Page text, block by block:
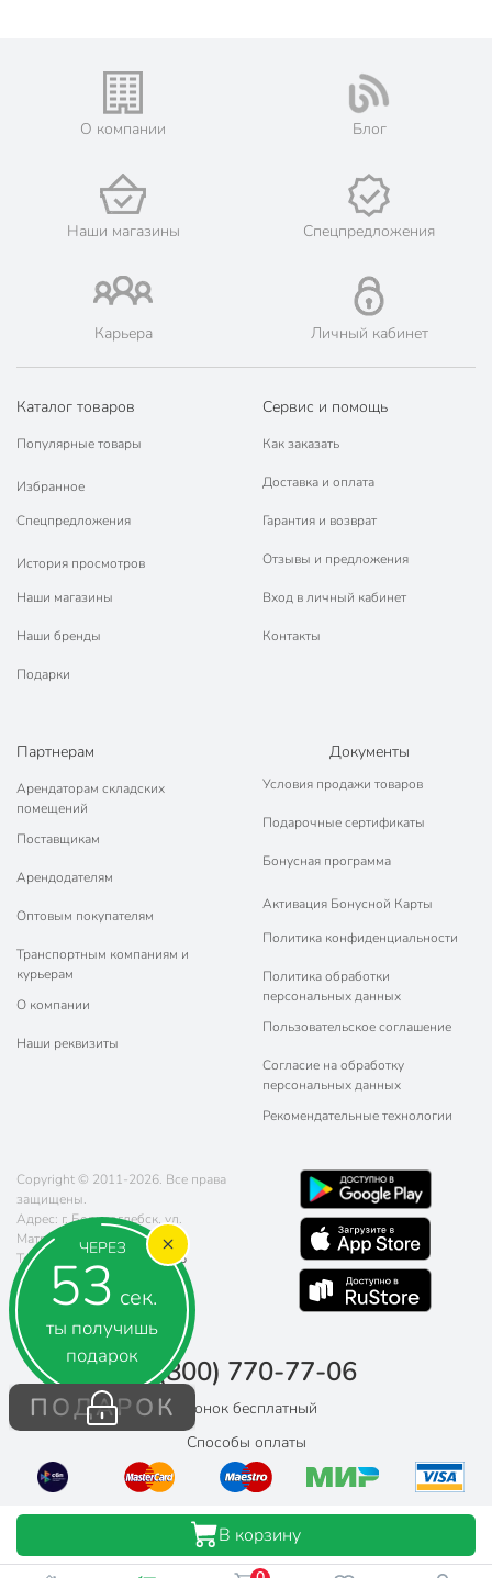
ЧЕРЕЗ
52 сек.
ты получишь
подарок
ПОДАРОК
О компании Блог
Наши магазины Спецпредложения
Карьера Личный кабинет
Каталог товаров
Популярные товары
Избранное
Спецпредложения
История просмотров
Наши магазины
Наши бренды
Подарки
Сервис и помощь
Как заказать
Доставка и оплата
Гарантия и возврат
Отзывы и предложения
Вход в личный кабинет
Контакты
Партнерам
Арендаторам складских
помещений
Поставщикам
Арендодателям
Оптовым покупателям
Транспортным компаниям и
курьерам
О компании
Наши реквизиты
Документы
Условия продажи товаров
Подарочные сертификаты
Бонусная программа
Активация Бонусной Карты
Политика конфиденциальности
Политика обработки
персональных данных
Пользовательское соглашение
Согласие на обработку
персональных данных
Рекомендательные технологии
Copyright © 2011-2026. Все права
защищены.
Адрес: г. Борисоглебск, ул.
Матросовская, д. 107
Телефон:
8 (800) 770-77-06
Почта:sales@poryadok.ru
8 (800) 770-77-06
Звонок бесплатный
Способы оплаты
В корзину